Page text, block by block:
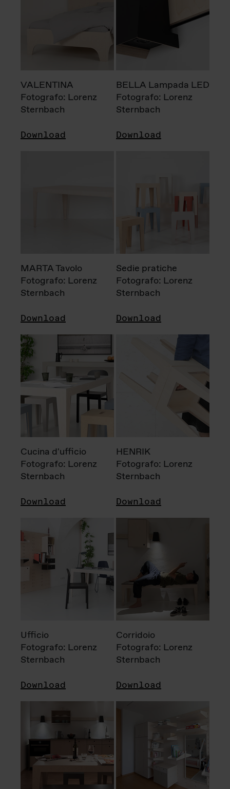
VALENTINA
Fotografo: Lorenz
Sternbach
Download
BELLA Lampada LED
Fotografo: Lorenz
Sternbach
Download
MARTA Tavolo
Fotografo: Lorenz
Sternbach
Download
Sedie pratiche
Fotografo: Lorenz
Sternbach
Download
Cucina d'ufficio
Fotografo: Lorenz
Sternbach
Download
HENRIK
Fotografo: Lorenz
Sternbach
Download
Ufficio
Fotografo: Lorenz
Sternbach
Download
Corridoio
Fotografo: Lorenz
Sternbach
Download